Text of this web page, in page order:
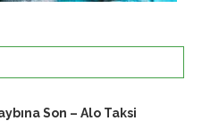
Son – Alo Taksi